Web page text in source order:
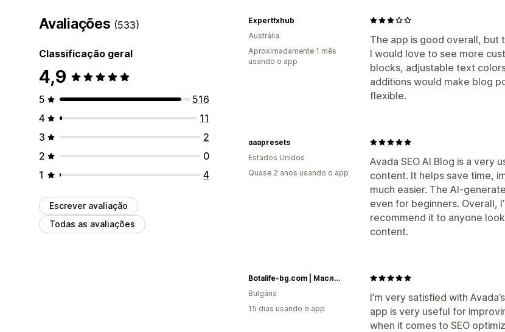
Avaliações (533)
Classificação geral
4,9
5
516
4
11
3
2
2
0
1
4
Escrever avaliação
Todas as avaliações
The app is good overall, but
I would love to see more
blocks, adjustable text
additions would make blog
flexible.
Expertfxhub
Austrália
Aproximadamente 1 mês
usando o app
Avada SEO AI Blog is a very
content. It helps save time,
much easier. The AI-
even for beginners. Overall,
recommend it to anyone
content.
aaapresets
Estados Unidos
Quase 2 anos usando o app
I’m very satisfied with
app is very useful for
when it comes to SEO
Botalife-bg.com | Масло от черен кимион | Терапевтични масла I Висок клас сертифицирани етерични и растителни масла
Bulgária
15 dias usando o app